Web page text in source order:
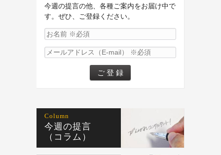
今週の提言の他、各種ご案内をお届け中で
す。ぜひ、ご登録ください。
Column
今週の提言
（コラム）